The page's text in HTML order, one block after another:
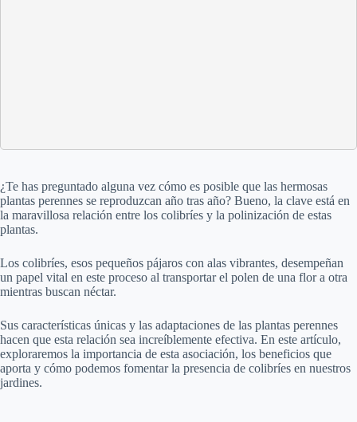
¿Te has preguntado alguna vez cómo es posible que las hermosas
plantas perennes se reproduzcan año tras año? Bueno, la clave está en
la maravillosa relación entre los colibríes y la polinización de estas
plantas.
Los colibríes, esos pequeños pájaros con alas vibrantes, desempeñan
un papel vital en este proceso al transportar el polen de una flor a otra
mientras buscan néctar.
Sus características únicas y las adaptaciones de las plantas perennes
hacen que esta relación sea increíblemente efectiva. En este artículo,
exploraremos la importancia de esta asociación, los beneficios que
aporta y cómo podemos fomentar la presencia de colibríes en nuestros
jardines.